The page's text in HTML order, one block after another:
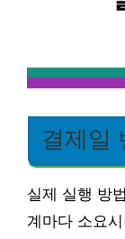
결제일
실제 실행 방
계마다 소요